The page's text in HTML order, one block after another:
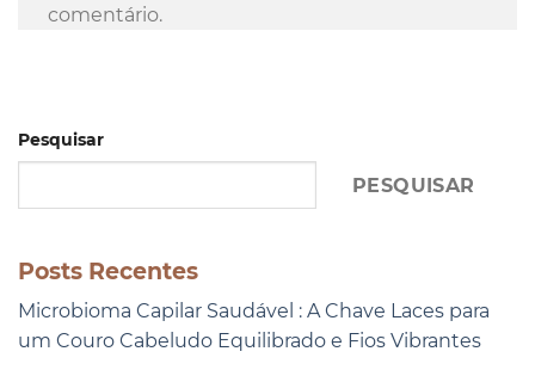
comentário.
Pesquisar
PESQUISAR
Posts Recentes
Microbioma Capilar Saudável : A Chave Laces para
um Couro Cabeludo Equilibrado e Fios Vibrantes